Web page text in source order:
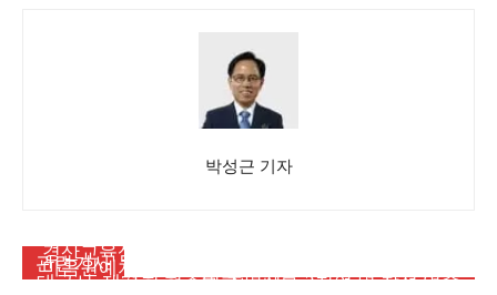
박성근 기자
관련기사
경산교육삼락회, 간송미술관서 ‘추사의 그림 수업’
특별전 관람
마음원예치유연구소 김연화 대표, 대한치유산업학
대구시, 제71회 현충일 추념식… 2천여 명 참석 엄숙